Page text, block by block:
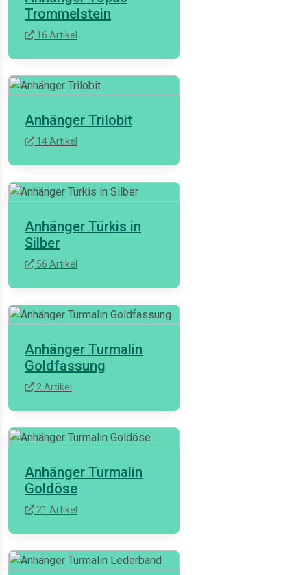
Trommelstein
16 Artikel
Anhänger Trilobit
14 Artikel
Anhänger Türkis in
Silber
56 Artikel
Anhänger Turmalin
Goldfassung
2 Artikel
Anhänger Turmalin
Goldöse
21 Artikel